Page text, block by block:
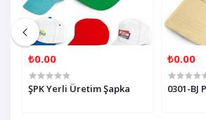
₺0.00
ŞPK Yerli Üretim Şapka
₺0.00
0301-BJ